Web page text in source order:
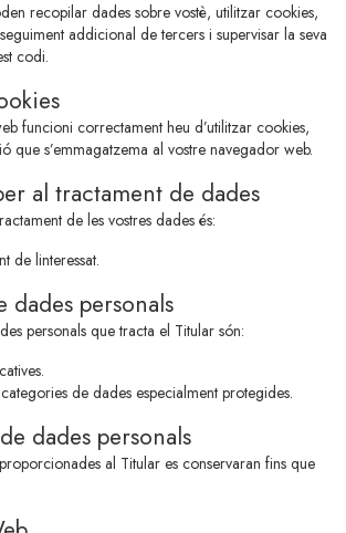
recopilar dades sobre vostè, utilitzar cookies,
addicional de tercers i supervisar la seva
codi.
funcioni correctament heu d’utilitzar cookies,
que s’emmagatzema al vostre navegador web.
al tractament de dades
de les vostres dades és:
de linteressat.
dades personals
personals que tracta el Titular són:
de dades especialment protegides.
dades personals
al Titular es conservaran fins que